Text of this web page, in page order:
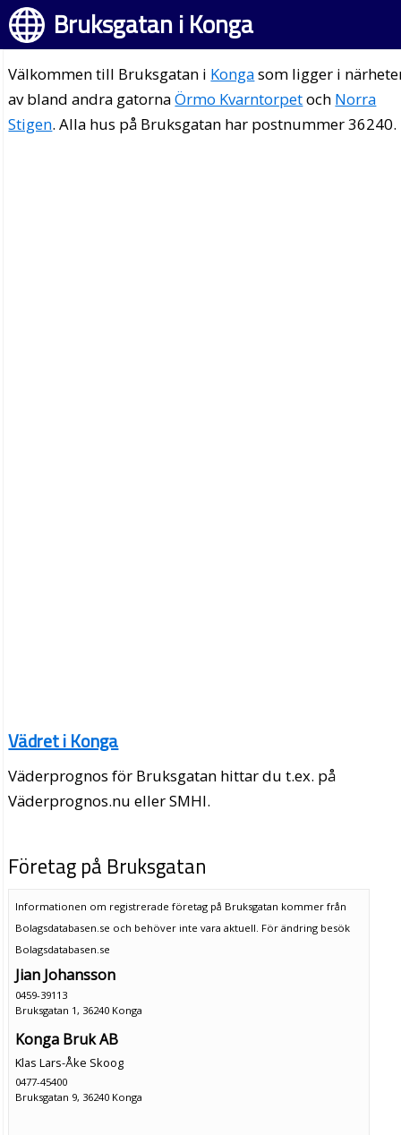
Bruksgatan i Konga
Välkommen till Bruksgatan i Kongasom ligger i
av bland andra gatornaÖrmo Kvarntorpetoch Norra
Stigen. Alla hus på Bruksgatan har postnummer 36240.
Vädret i Konga
Väderprognos för Bruksgatan hittar du t.ex. på
Väderprognos.nu eller SMHI.
Företag på Bruksgatan
Informationen om registrerade företag på Bruksgatan kommer från
Bolagsdatabasen.se och behöver inte vara aktuell. För ändring besök
Bolagsdatabasen.se
Jian Johansson
0459-39113
Bruksgatan 1, 36240 Konga
Konga Bruk AB
Klas Lars-Åke Skoog
0477-45400
Bruksgatan 9, 36240 Konga